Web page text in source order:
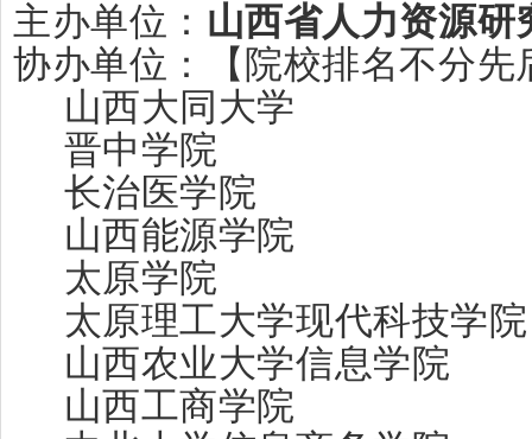
主办单位： 山西省人力资源研
协办单位：【院校排名不分先
山西大同大学
晋中学院
长治医学院
山西能源学院
太原学院
太原理工大学现代科技学院
山西农业大学信息学院
山西工商学院